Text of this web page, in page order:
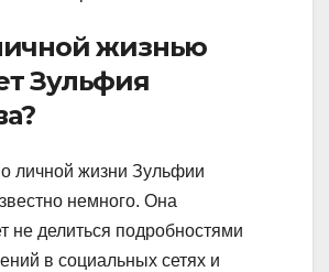
жизнью
Зульфия
личной жизни Зульфии
немного. Она
не делиться подробностями
в социальных сетях и